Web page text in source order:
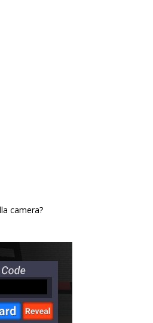
camera?